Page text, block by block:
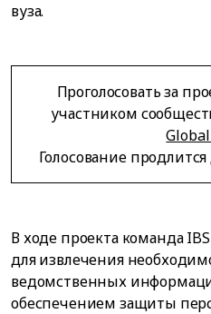
вуза.
Проголосовать за
участником
Голосование продлится
В ходе проекта команда
для извлечения
ведомственных
обеспечением защиты